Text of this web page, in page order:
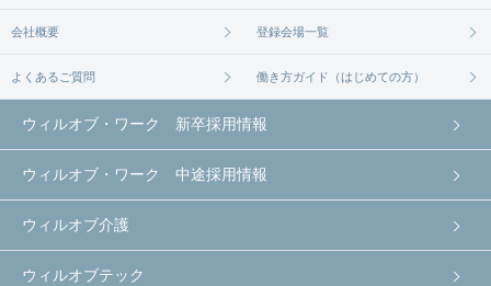
会社概要 登録会場一覧
よくあるご質問 働き方ガイド（はじめての方）
ウィルオブ・ワーク 新卒採用情報
ウィルオブ・ワーク 中途採用情報
ウィルオブ介護
ウィルオブテック